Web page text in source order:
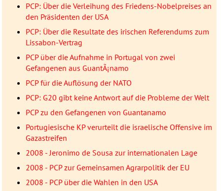
PCP: Über die Verleihung des Friedens-Nobelpreises an
den Präsidenten der USA
PCP: Über die Resultate des irischen Referendums zum
Lissabon-Vertrag
PCP über die Aufnahme in Portugal von zwei
Gefangenen aus GuantÃ¡namo
PCP für die Auflösung der NATO
PCP: G20 gibt keine Antwort auf die Probleme der Welt
PCP zu den Gefangenen von Guantanamo
Portugiesische KP verurteilt die israelische Offensive im
Gazastreifen
2008 - Jeronimo de Sousa zur internationalen Lage
2008 - PCP zur Gemeinsamen Agrarpolitik der EU
2008 - PCP über die Wahlen in den USA